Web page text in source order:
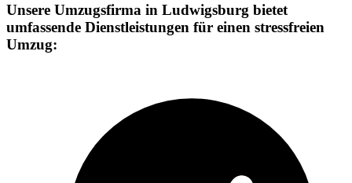
Unsere Umzugsfirma in Ludwigsburg bietet
umfassende Dienstleistungen für einen stressfreien
Umzug: